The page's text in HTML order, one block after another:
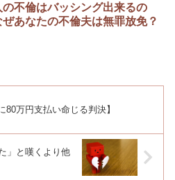
の不倫はバッシング出来るの
ぜあなたの不倫夫は無罪放免？
80万円支払い命じる判決】
」と嘆くより他